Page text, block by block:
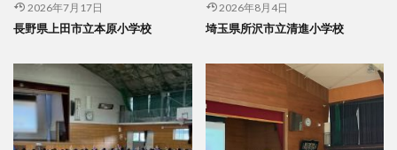
2026年7月17日
長野県上田市立本原小学校
2026年8月4日
埼玉県所沢市立清進小学校